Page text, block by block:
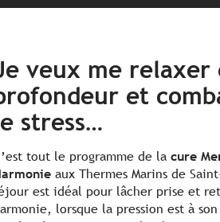
veux me relaxer
et
stress…
tout le programme de la cure
aux Thermes Marins de
est idéal pour lâcher prise et
lorsque la pression est à